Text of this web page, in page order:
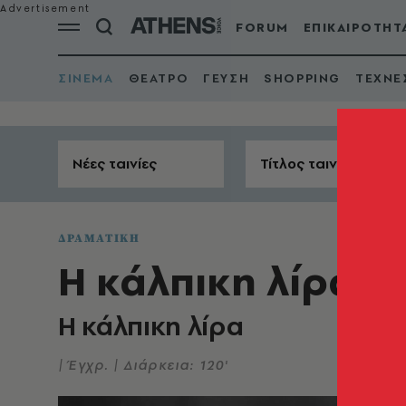
FORUM
ΣΙΝΕΜΑ ΘΕΑΤΡΟ ΓΕΥΣΗ SHOPPING
Νέες ταινίες Τίτλος ταινίας
ΔΡΑΜΑΤΙΚΗ
H κάλπικη λίρα
H κάλπικη λίρα
| Έγχρ. | Διάρκεια: 120'